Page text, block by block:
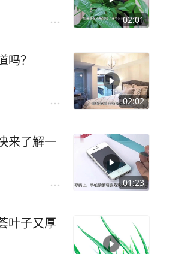
02:01
02:02
？
01:23
来了解一
叶子又厚